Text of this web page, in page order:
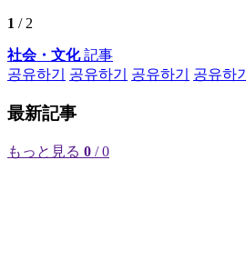
1 / 2
社会・文化記事
공유하기
공유하기 공유하기 공유하기
最新記事
もっと見る 0 / 0